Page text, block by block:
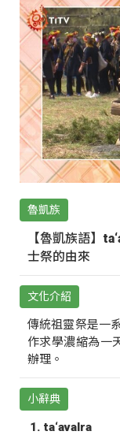
魯凱族
【魯凱族語】
士祭的由來
文化介紹
傳統祖靈祭是一
作求學濃縮為一
辦理。
小辭典
ta‘avalra